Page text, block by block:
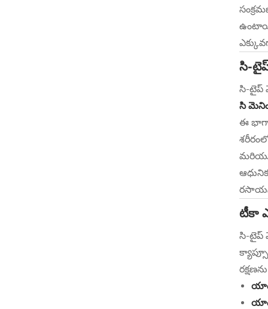
సి-
సి-టైప్
సి
ఈ
మరియు
టీకా
సి-టైప్